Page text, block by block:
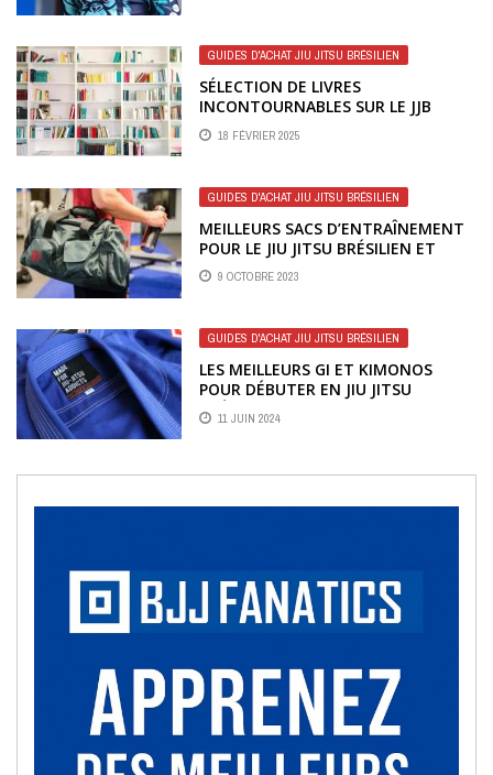
GUIDES D'ACHAT JIU JITSU BRÉSILIEN
SÉLECTION DE LIVRES
INCONTOURNABLES SUR LE JJB
18 FÉVRIER 2025
GUIDES D'ACHAT JIU JITSU BRÉSILIEN
MEILLEURS SACS D’ENTRAÎNEMENT
POUR LE JIU JITSU BRÉSILIEN ET
GRAPPLING
9 OCTOBRE 2023
GUIDES D'ACHAT JIU JITSU BRÉSILIEN
LES MEILLEURS GI ET KIMONOS
POUR DÉBUTER EN JIU JITSU
BRÉSILIEN
11 JUIN 2024